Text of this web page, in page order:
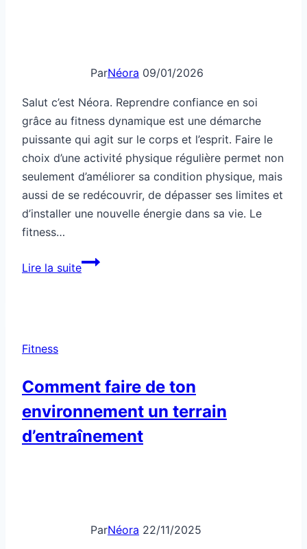
ParNéora 09/01/2026
Salut c’est Néora. Reprendre confiance en soi
grâce au fitness dynamique est une démarche
puissante qui agit sur le corps et l’esprit. Faire le
choix d’une activité physique régulière permet non
seulement d’améliorer sa condition physique, mais
aussi de se redécouvrir, de dépasser ses limites et
d’installer une nouvelle énergie dans sa vie. Le
fitness…
Lire la suiteFitness
Fitness
Comment faire de ton
environnement un terrain
d’entraînement
ParNéora 22/11/2025